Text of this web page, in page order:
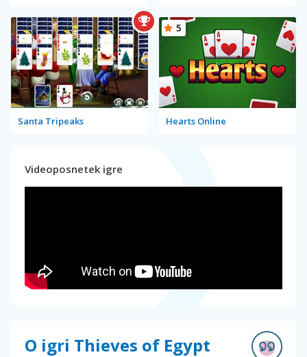
Santa Tripeaks Hearts Online
5
Videoposnetek igre
O igri Thieves of Egypt